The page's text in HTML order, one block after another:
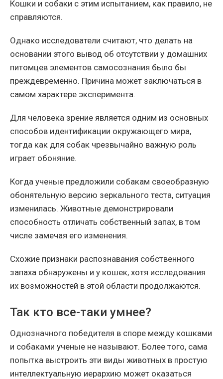
Кошки и собаки с этим испытанием, как правило, не
справляются.
Однако исследователи считают, что делать на
основании этого вывод об отсутствии у домашних
питомцев элементов самосознания было бы
преждевременно. Причина может заключаться в
самом характере эксперимента.
Для человека зрение является одним из основных
способов идентификации окружающего мира,
тогда как для собак чрезвычайно важную роль
играет обоняние.
Когда ученые предложили собакам своеобразную
обонятельную версию зеркального теста, ситуация
изменилась. Животные демонстрировали
способность отличать собственный запах, в том
числе замечая его изменения.
Схожие признаки распознавания собственного
запаха обнаружены и у кошек, хотя исследования
их возможностей в этой области продолжаются.
Так кто все-таки умнее?
Однозначного победителя в споре между кошками
и собаками ученые не называют. Более того, сама
попытка выстроить эти виды животных в простую
интеллектуальную иерархию может оказаться